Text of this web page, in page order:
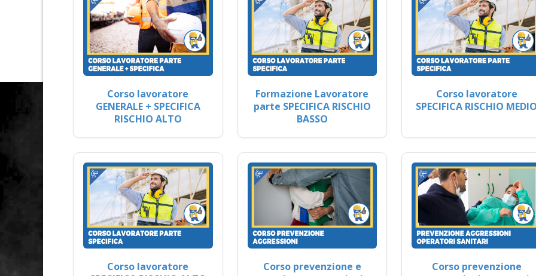
Corso lavoratore
GENERALE + SPECIFICA
RISCHIO ALTO
Formazione Lavoratore
parte SPECIFICA RISCHIO
BASSO
Corso lavoratore
SPECIFICA RISCHIO
Corso lavoratore
Corso prevenzione e
Corso prevenzione